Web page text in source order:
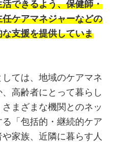
できるよう、保健師・
ケアマネジャーなどの
支援を提供していま
ては、地域のケアマネ
高齢者にとって暮らし
まざまな機関とのネッ
「包括的・継続的ケア
家族、近隣に暮らす人